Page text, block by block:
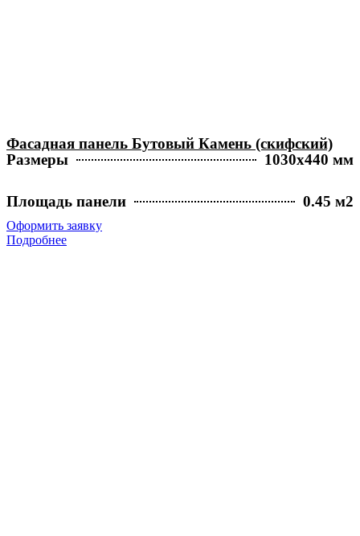
Фасадная панель Бутовый Камень (скифский)
Размеры
1030х440 мм
Площадь панели 0.45 м2
Оформить заявку
Подробнее